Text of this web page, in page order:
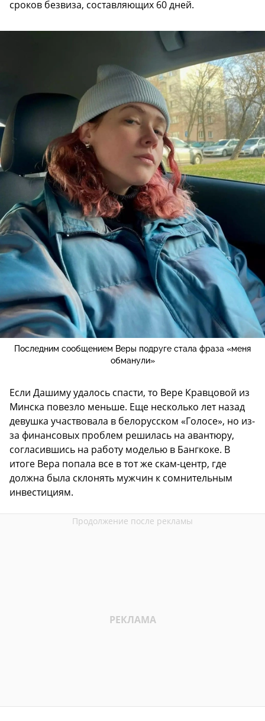
сроков безвиза, составляющих 60 дней.
Последним сообщением Веры подруге стала фраза «меня
обманули»
Если Дашиму удалось спасти, то Вере Кравцовой из
Минска повезло меньше. Еще несколько лет назад
девушка участвовала в белорусском «Голосе», но из-
за финансовых проблем решилась на авантюру,
согласившись на работу моделью в Бангкоке. В
итоге Вера попала все в тот же скам-центр, где
должна была склонять мужчин к сомнительным
инвестициям.